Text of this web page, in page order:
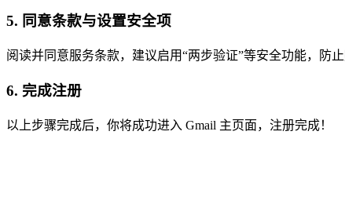
5. 同意条款与设置安全项
阅读并同意服务条款，建议启用“两步验证”等安全功能，防止
6. 完成注册
以上步骤完成后，你将成功进入 Gmail 主页面，注册完成！